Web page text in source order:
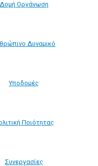
Δομή Οργάνωση
Δυναμικό
Υποδομές
Ποιότητας
Συνεργασίες